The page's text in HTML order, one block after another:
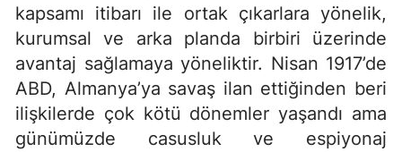
kapsamı itibarı ile ortak çıkarlara yönelik,
kurumsal ve arka planda birbiri üzerinde
avantaj sağlamaya yöneliktir. Nisan 1917’de
ABD, Almanya’ya savaş ilan ettiğinden beri
ilişkilerde çok kötü dönemler yaşandı ama
günümüzde casusluk ve espiyonaj